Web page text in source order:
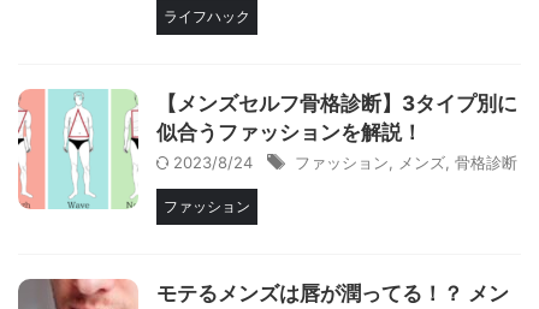
ライフハック
【メンズセルフ骨格診断】3タイプ別に
似合うファッションを解説！
2023/8/24 ファッション メンズ 骨格診断
ファッション
モテるメンズは唇が潤ってる！？ メン